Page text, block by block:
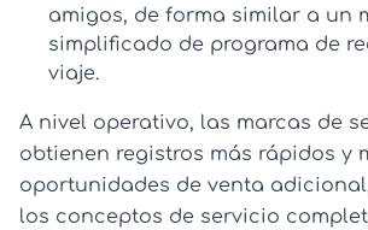
amigos, de forma similar a un
simplificado de programa de
viaje.
A nivel operativo, las marcas de
obtienen registros más rápidos y
oportunidades de venta
los conceptos de servicio